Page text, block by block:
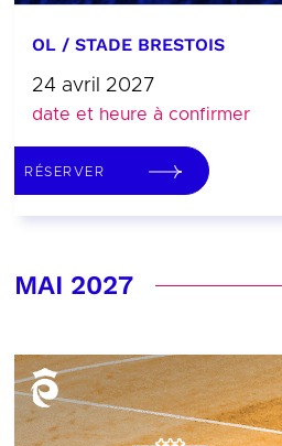
OL / STADE BRESTOIS
24 avril 2027
date et heure à confirmer
RÉSERVER
MAI 2027